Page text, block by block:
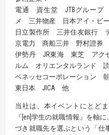
電通 資生堂 JTBグループ
メ 三井物産 日本アイ・ビ
日立製作所 三井住友銀行
京電力 商船三井 野村證券
伊勢丹 JR東海 東芝 アク
ルム オリエンタルランド
ベネッセコーポレーション
東日本 JICA 他
当社は、本イベントにとど
『[en]学生の就職情報』を軸
づき就職先を選ぶという「仕